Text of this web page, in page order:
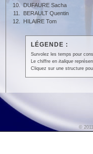
10. DUFAURE Sacha
11. BERAULT Quentin
12. HILAIRE Tom
LÉGENDE :
Survolez les temps pour
Le chiffre en italique
Cliquez sur une structure
©